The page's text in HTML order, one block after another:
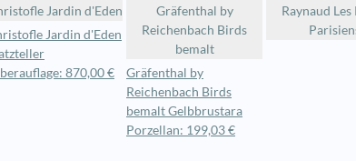
Jardin d'Eden
Jardin d'Eden
870,00 €
Gräfenthal by
Reichenbach Birds
bemalt
Gräfenthal by
Reichenbach Birds
bemalt Gelbbrustara
Porzellan: 199,03 €
Raynaud